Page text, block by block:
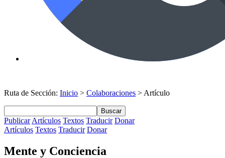
Ruta de Sección: Inicio > Colaboraciones > Artículo
Buscar
Publicar Artículos Textos Traducir Donar
Artículos Textos Traducir Donar
Mente y Conciencia